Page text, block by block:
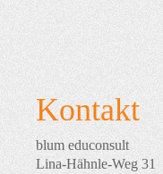
Kontakt
blum educonsult
Lina-Hähnle-Weg 31